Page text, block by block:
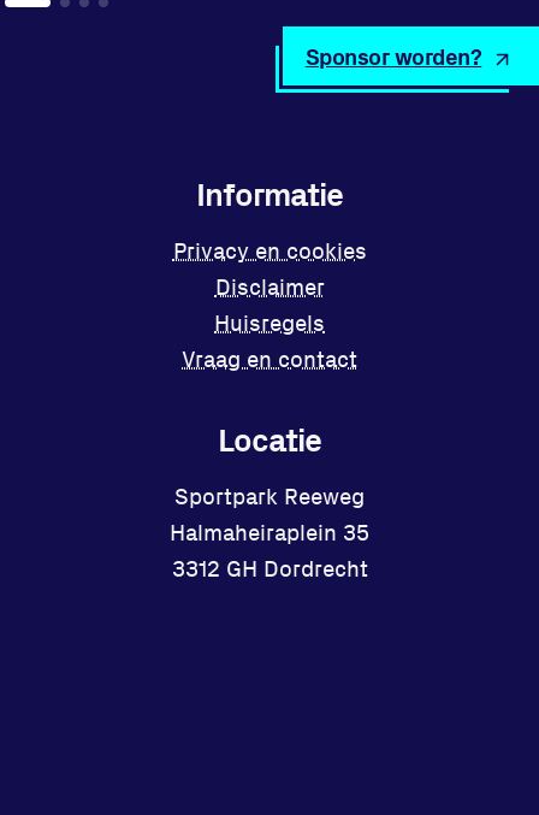
Locatie
Sportpark Reeweg
Halmaheiraplein 35
3312 GH Dordrecht
Informatie
Privacy en cookies
Disclaimer
Huisregels
Vraag en contact
Sponsor worden?